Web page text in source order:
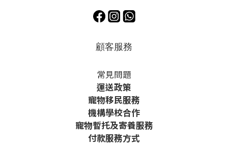
顧客服務
常見問題
運送政策
寵物移民服務
機構學校合作
寵物暫托及寄養服務
付款服務方式